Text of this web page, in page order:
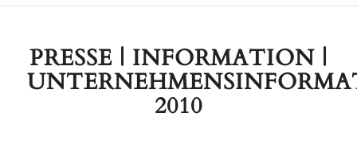
PRESSE | INFORMATION |
2010